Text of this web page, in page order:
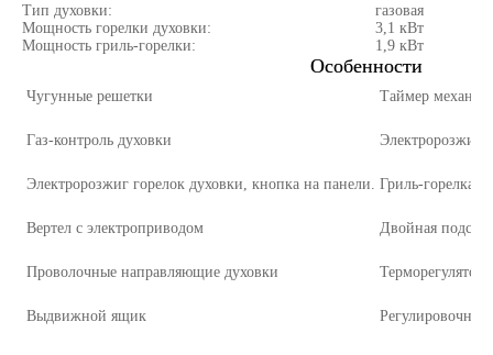
Тип духовки:
газовая
Мощность горелки духовки:
3,1 кВт
Мощность гриль-горелки:
1,9 кВт
Особенности
Чугунные решетки Таймер
Газ-контроль духовки Электророзжиг
Электророзжиг горелок духовки, кнопка на панели. Гриль-горелка
Вертел с электроприводом Двойная
Проволочные направляющие духовки Терморегулятор
Выдвижной ящик